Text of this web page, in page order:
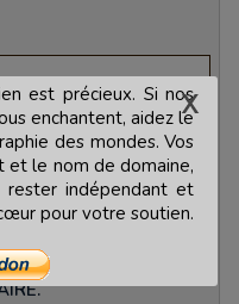
POUR POSTER UN
est précieux. Si nos
enchantent, aidez le
des mondes. Vos
et le nom de domaine,
indépendant et
pour votre soutien.